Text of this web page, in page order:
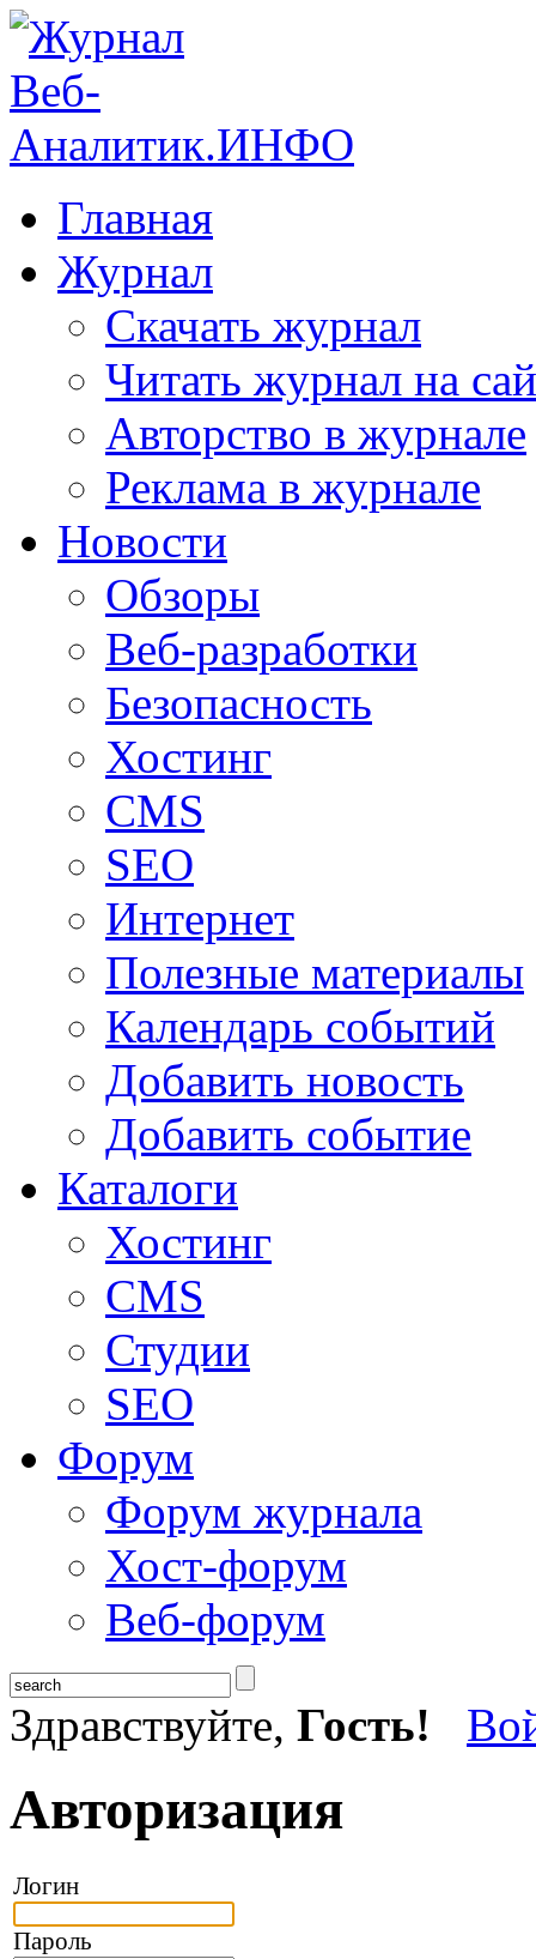
Главная
Журнал
Скачать журнал
Читать журнал на
Авторство в журнале
Реклама в журнале
Новости
Обзоры
Веб-разработки
Безопасность
Хостинг
CMS
SEO
Интернет
Полезные материалы
Календарь событий
Добавить новость
Добавить событие
Каталоги
Хостинг
CMS
Студии
SEO
Форум
Форум журнала
Хост-форум
Веб-форум
Здравствуйте, Гость!
Авторизация
Логин
Пароль